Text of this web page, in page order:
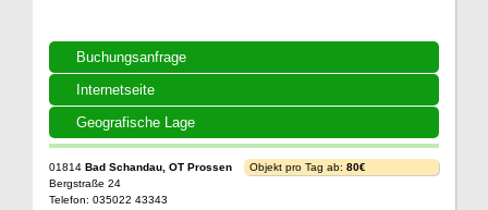
Buchungsanfrage
Internetseite
Geografische Lage
01814 Bad Schandau, OT Prossen
Bergstraße 24
Telefon: 035022 43343
Objekt pro Tag ab: 80€